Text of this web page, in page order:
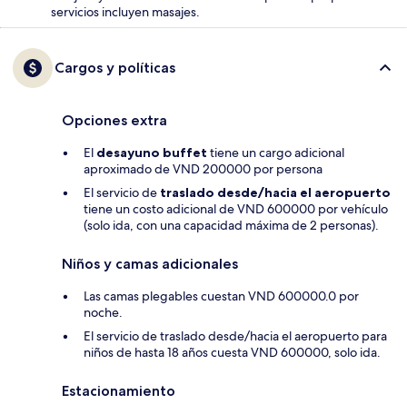
servicios incluyen masajes.
Cargos y políticas
Opciones extra
El desayuno buffet tiene un cargo adicional
aproximado de VND 200000 por persona
El servicio de traslado desde/hacia el aeropuerto
tiene un costo adicional de VND 600000 por vehículo
(solo ida, con una capacidad máxima de 2 personas).
Niños y camas adicionales
Las camas plegables cuestan VND 600000.0 por
noche.
El servicio de traslado desde/hacia el aeropuerto para
niños de hasta 18 años cuesta VND 600000, solo ida.
Estacionamiento